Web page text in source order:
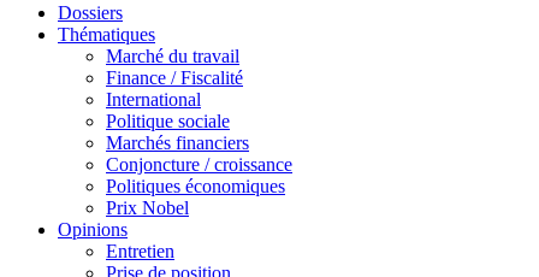
Dossiers
Thématiques
Marché du travail
Finance / Fiscalité
International
Politique sociale
Marchés financiers
Conjoncture / croissance
Politiques économiques
Prix Nobel
Opinions
Entretien
Prise de position